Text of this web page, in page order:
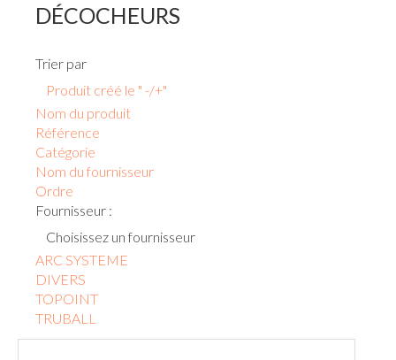
DÉCOCHEURS
Trier par
Produit créé le " -/+"
Nom du produit
Référence
Catégorie
Nom du fournisseur
Ordre
Fournisseur :
Choisissez un fournisseur
ARC SYSTEME
DIVERS
TOPOINT
TRUBALL